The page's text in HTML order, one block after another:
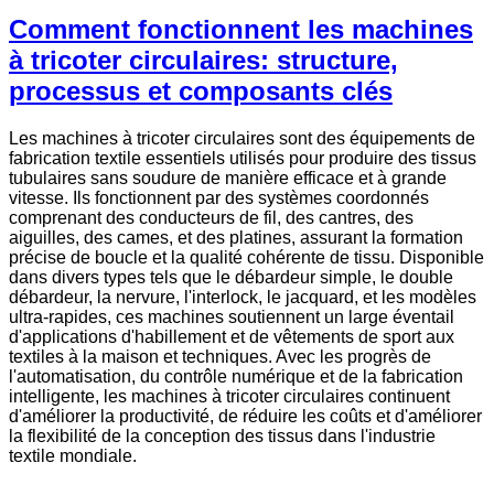
Comment fonctionnent les machines
à tricoter circulaires: structure,
processus et composants clés
Les machines à tricoter circulaires sont des équipements de
fabrication textile essentiels utilisés pour produire des tissus
tubulaires sans soudure de manière efficace et à grande
vitesse. Ils fonctionnent par des systèmes coordonnés
comprenant des conducteurs de fil, des cantres, des
aiguilles, des cames, et des platines, assurant la formation
précise de boucle et la qualité cohérente de tissu. Disponible
dans divers types tels que le débardeur simple, le double
débardeur, la nervure, l'interlock, le jacquard, et les modèles
ultra-rapides, ces machines soutiennent un large éventail
d'applications d'habillement et de vêtements de sport aux
textiles à la maison et techniques. Avec les progrès de
l'automatisation, du contrôle numérique et de la fabrication
intelligente, les machines à tricoter circulaires continuent
d'améliorer la productivité, de réduire les coûts et d'améliorer
la flexibilité de la conception des tissus dans l'industrie
textile mondiale.